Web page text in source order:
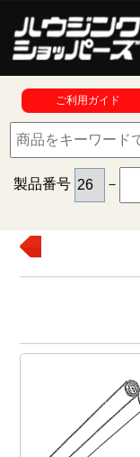
ご利用ガイド
製品番号 －